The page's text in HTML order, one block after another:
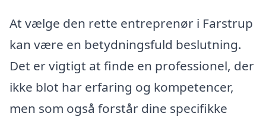
At vælge den rette entreprenør i Farstrup
kan være en betydningsfuld beslutning.
Det er vigtigt at finde en professionel, der
ikke blot har erfaring og kompetencer,
men som også forstår dine specifikke